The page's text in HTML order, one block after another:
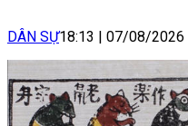
DÂN SỰ18:13 07/08/2026